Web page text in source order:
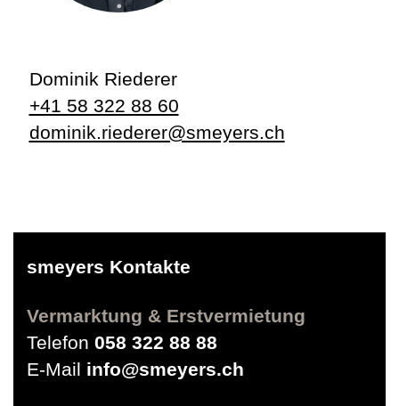
Dominik Riederer
+41 58 322 88 60
dominik.riederer@smeyers.ch
smeyers Kontakte
Vermarktung & Erstvermietung
Telefon 058 322 88 88
E-Mail info@smeyers.ch